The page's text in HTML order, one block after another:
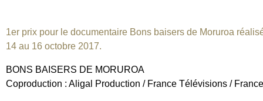
1er prix pour le documentaire Bons baisers de Moruroa
14 au 16 octobre 2017.
BONS BAISERS DE MORUROA
Coproduction : Aligal Production / France Télévisions /